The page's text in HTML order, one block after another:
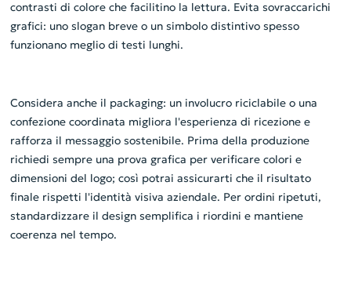
contrasti di colore che facilitino la lettura. Evita sovraccarichi
grafici: uno slogan breve o un simbolo distintivo spesso
funzionano meglio di testi lunghi.
Considera anche il packaging: un involucro riciclabile o una
confezione coordinata migliora l'esperienza di ricezione e
rafforza il messaggio sostenibile. Prima della produzione
richiedi sempre una prova grafica per verificare colori e
dimensioni del logo; così potrai assicurarti che il risultato
finale rispetti l'identità visiva aziendale. Per ordini ripetuti,
standardizzare il design semplifica i riordini e mantiene
coerenza nel tempo.